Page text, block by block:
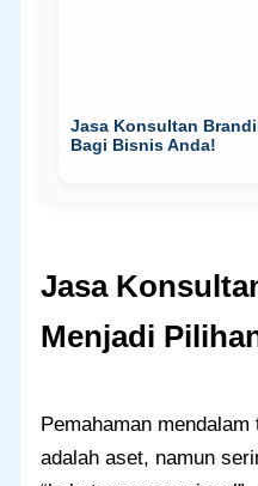
Jasa Konsultan
Bagi Bisnis Anda!
Jasa
Menjadi
Pemahaman
adalah aset, namun